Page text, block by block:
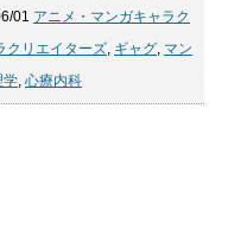
01 アニメ・マンガキャラク
クリエイターズ, ギャグ, マン
学, 心療内科